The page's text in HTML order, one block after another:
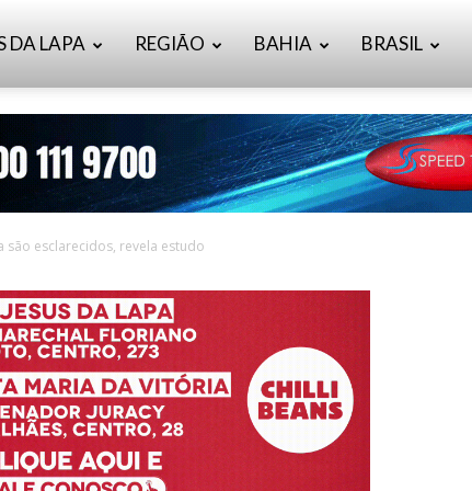
DA LAPA REGIÃO BAHIA BRASIL
são esclarecidos, revela estudo